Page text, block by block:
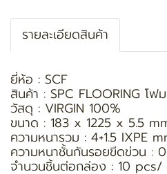
รายละเอียดสินค้า
ยี่ห้อ : SCF
สินค้า : SPC FLOORING โฟ
วัสดุ : VIRGIN 100%
ขนาด : 183 x 1225 x 5.5
ความหนารวม : 4+1.5 IXPE
ความหนาชั้นกันรอยขีดข่วน :
จำนวนชิ้นต่อกล่อง : 10 pcs/